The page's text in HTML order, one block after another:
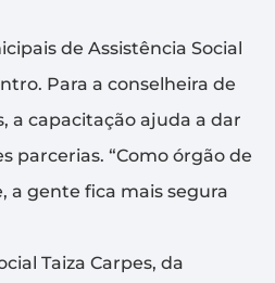
de Assistência Social
Para a conselheira de
a capacitação ajuda a dar
parcerias. “Como órgão de
a gente fica mais segura
Taiza Carpes, da